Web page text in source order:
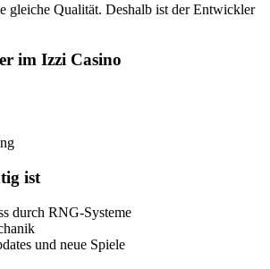
gleiche Qualität. Deshalb ist der Entwickler
im Izzi Casino
ist
durch RNG-Systeme
und neue Spiele